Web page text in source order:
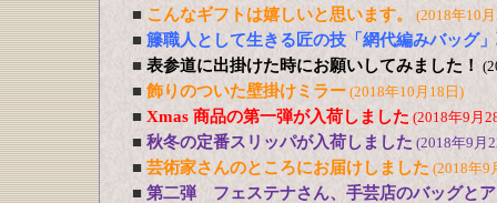
■ こんなギフトは嬉しいと思います。 (2018年10
■ 籐職人として生きる匠の技「網代編みバッグ
■ 表参道に出掛けた時にお願いしてみました！
■ 飾りのついた壁掛けミラー (2018年10月18日)
■ Xmas 商品の第一弾が入荷しました (2018年9月
■ 秋冬の定番スリッパが入荷しました (2018年9月
■ 芸術家さんのところにお届けしました (2018年9
■ 第二弾 フェステナさん、手芸店のバッグと